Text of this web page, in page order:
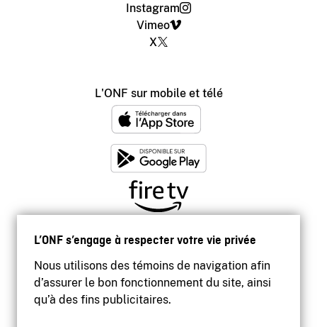
L’ONF s’engage à respecter votre vie privée
Nous utilisons des témoins de navigation afin
d’assurer le bon fonctionnement du site, ainsi
qu’à des fins publicitaires.
Instagram
Vimeo
X
L'ONF sur mobile et télé